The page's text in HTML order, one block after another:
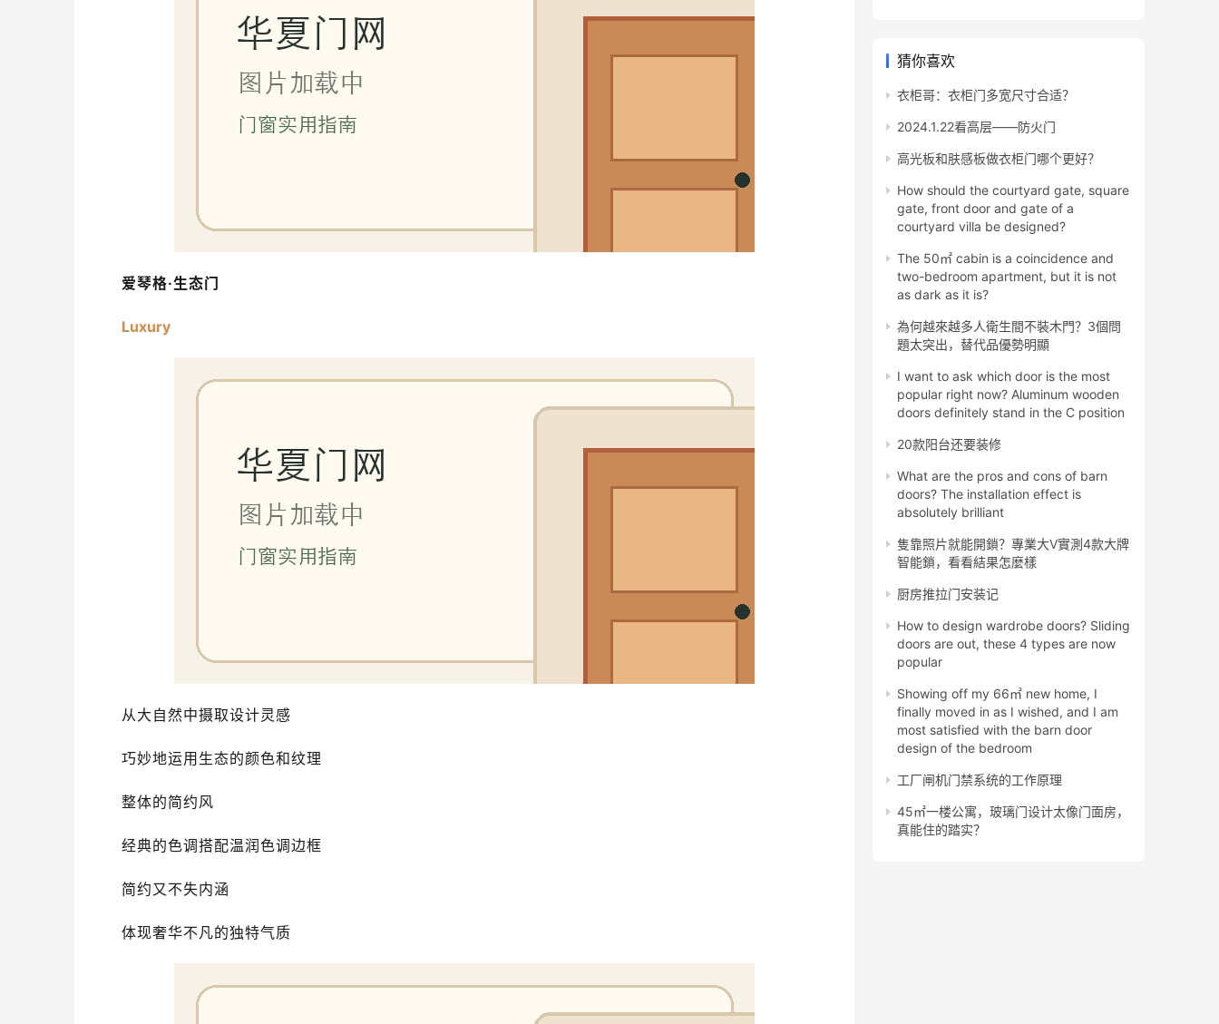
爱琴格·生态门
Luxury
从大自然中摄取设计灵感
巧妙地运用生态的颜色和纹理
整体的简约风
经典的色调搭配温润色调边框
简约又不失内涵
体现奢华不凡的独特气质
猜你喜欢
衣柜哥：衣柜门多宽尺寸合适？
2024.1.22看高层——防火门
高光板和肤感板做衣柜门哪个更好？
How should the courtyard gate, square
gate, front door and gate of a
courtyard villa be designed?
The 50㎡ cabin is a coincidence and
two-bedroom apartment, but it is not
as dark as it is?
為何越來越多人衛生間不裝木門？3個問
題太突出，替代品優勢明顯
I want to ask which door is the most
popular right now? Aluminum wooden
doors definitely stand in the C position
20款阳台还要装修
What are the pros and cons of barn
doors? The installation effect is
absolutely brilliant
隻靠照片就能開鎖？專業大V實測4款大牌
智能鎖，看看結果怎麼樣
厨房推拉门安装记
How to design wardrobe doors? Sliding
doors are out, these 4 types are now
popular
Showing off my 66㎡ new home, I
finally moved in as I wished, and I am
most satisfied with the barn door
design of the bedroom
工厂闸机门禁系统的工作原理
45㎡一楼公寓，玻璃门设计太像门面房，
真能住的踏实？